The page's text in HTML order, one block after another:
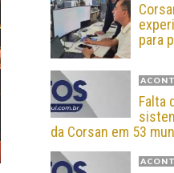
para
Falta
da Corsan em 53